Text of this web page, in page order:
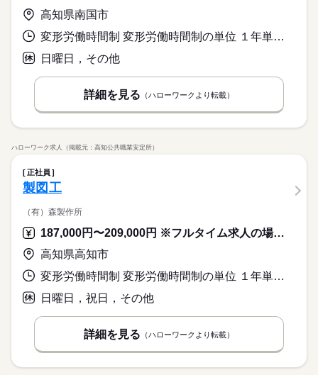
高知県南国市
変形労働時間制 変形労働時間制の単位 １年単位 就業時間１ 8時15分〜17時00分 就業時間に関する特記事項 ４月～９月 週休２日制（土曜出勤日あり）
日曜日，その他
詳細を見る （ハローワークより転載）
ハローワーク求人（掲載元：高知公共職業安定所）
正社員
製図工
（有）森製作所
187,000円〜209,000円 ※フルタイム求人の場合は月額（換算額）、パート求人の場合は時間額を表示しています。
高知県高知市
変形労働時間制 変形労働時間制の単位 １年単位 就業時間１ 8時00分〜16時40分
日曜日，祝日，その他
詳細を見る （ハローワークより転載）